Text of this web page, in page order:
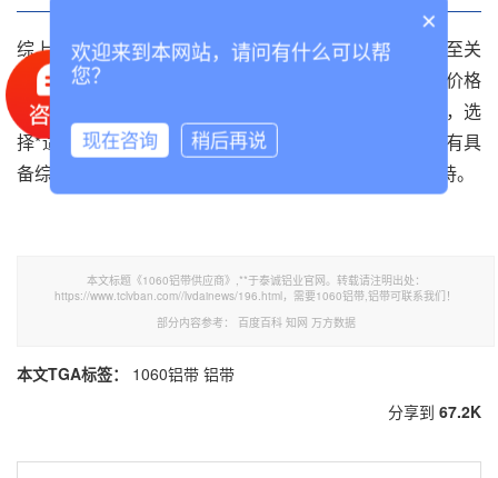
综上所述，选择一家**的1060铝带供应商对于客户来说至关
重要。客户需要从产品质量、生产能力、市场知名度、价格
和服务、研发能力以及可靠性和信誉度等多个方面考虑，选
择*适合自己的供应商。我们相信，在市场竞争中，只有具
备综合实力和**服务的供应商才能获得客户的青睐和支持。
本文标题《1060铝带供应商》,**于泰诚铝业官网。转载请注明出处：
https://www.tclvban.com//lvdainews/196.html，需要1060铝带,铝带可联系我们！
部分内容参考：
百度百科 知网 万方数据
本文TGA标签： 1060铝带 铝带
分享到 67.2K
×
欢迎来到本网站，请问有什么可以帮
您？
现在咨询 稍后再说